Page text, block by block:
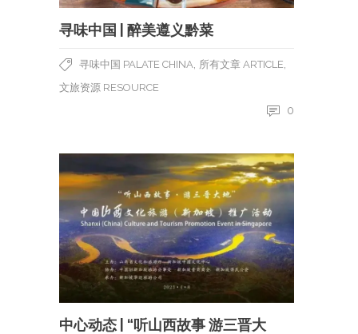
寻味中国 | 醉美遵义黔菜
寻味中国 PALATE CHINA 所有文章 ARTICLE
文旅资源 RESOURCE
0
中心动态 | “听山西故事 游三晋大